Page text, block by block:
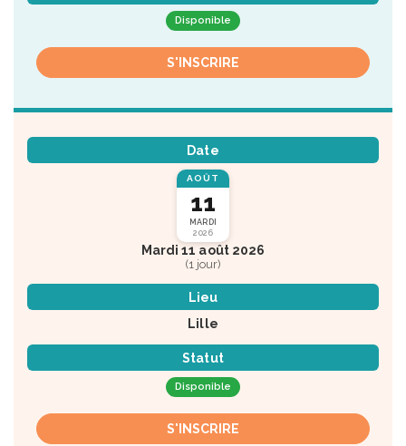
Disponible
S'INSCRIRE
Date
AOÛT
11
MARDI
2026
Mardi 11 août 2026
(1 jour)
Lieu
Lille
Statut
Disponible
S'INSCRIRE